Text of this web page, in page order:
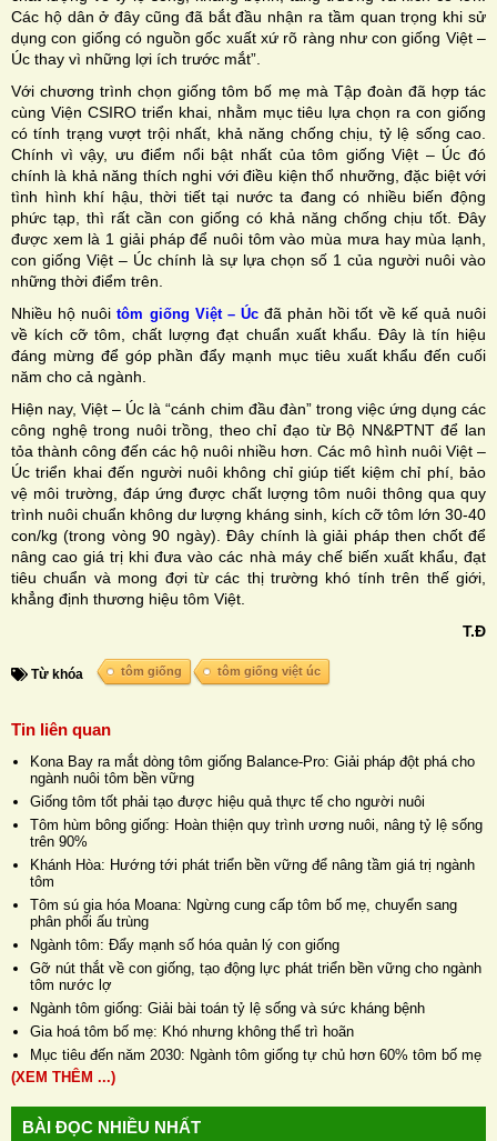
Các hộ dân ở đây cũng đã bắt đầu nhận ra tầm quan trọng khi sử
dụng con giống có nguồn gốc xuất xứ rõ ràng như con giống Việt –
Úc thay vì những lợi ích trước mắt”.
Với chương trình chọn giống tôm bố mẹ mà Tập đoàn đã hợp tác
cùng Viện CSIRO triển khai, nhằm mục tiêu lựa chọn ra con giống
có tính trạng vượt trội nhất, khả năng chống chịu, tỷ lệ sống cao.
Chính vì vậy, ưu điểm nổi bật nhất của tôm giống Việt – Úc đó
chính là khả năng thích nghi với điều kiện thổ nhưỡng, đặc biệt với
tình hình khí hậu, thời tiết tại nước ta đang có nhiều biến động
phức tạp, thì rất cần con giống có khả năng chống chịu tốt. Đây
được xem là 1 giải pháp để nuôi tôm vào mùa mưa hay mùa lạnh,
con giống Việt – Úc chính là sự lựa chọn số 1 của người nuôi vào
những thời điểm trên.
Nhiều hộ nuôitôm giống Việt – Úcđã phản hồi tốt về kế quả nuôi
về kích cỡ tôm, chất lượng đạt chuẩn xuất khẩu. Đây là tín hiệu
đáng mừng để góp phần đẩy mạnh mục tiêu xuất khẩu đến cuối
năm cho cả ngành.
Hiện nay, Việt – Úc là “cánh chim đầu đàn” trong việc ứng dụng các
công nghệ trong nuôi trồng, theo chỉ đạo từ Bộ NN&PTNT để lan
tỏa thành công đến các hộ nuôi nhiều hơn. Các mô hình nuôi Việt –
Úc triển khai đến người nuôi không chỉ giúp tiết kiệm chỉ phí, bảo
vệ môi trường, đáp ứng được chất lượng tôm nuôi thông qua quy
trình nuôi chuẩn không dư lượng kháng sinh, kích cỡ tôm lớn 30-40
con/kg (trong vòng 90 ngày). Đây chính là giải pháp then chốt để
nâng cao giá trị khi đưa vào các nhà máy chế biến xuất khẩu, đạt
tiêu chuẩn và mong đợi từ các thị trường khó tính trên thế giới,
khẳng định thương hiệu tôm Việt.
T.Đ
Từ khóa tôm giống tôm giống việt úc
Tin liên quan
Kona Bay ra mắt dòng tôm giống Balance-Pro: Giải pháp đột phá cho
ngành nuôi tôm bền vững
Giống tôm tốt phải tạo được hiệu quả thực tế cho người nuôi
Tôm hùm bông giống: Hoàn thiện quy trình ương nuôi, nâng tỷ lệ sống
trên 90%
Khánh Hòa: Hướng tới phát triển bền vững để nâng tầm giá trị ngành
tôm
Tôm sú gia hóa Moana: Ngừng cung cấp tôm bố mẹ, chuyển sang
phân phối ấu trùng
Ngành tôm: Đẩy mạnh số hóa quản lý con giống
Gỡ nút thắt về con giống, tạo động lực phát triển bền vững cho ngành
tôm nước lợ
Ngành tôm giống: Giải bài toán tỷ lệ sống và sức kháng bệnh
Gia hoá tôm bố mẹ: Khó nhưng không thể trì hoãn
Mục tiêu đến năm 2030: Ngành tôm giống tự chủ hơn 60% tôm bố mẹ
(XEM THÊM ...)
BÀI ĐỌC NHIỀU NHẤT